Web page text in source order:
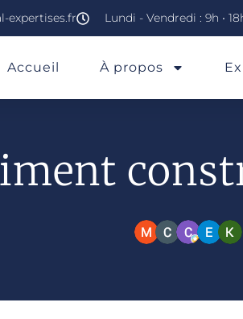
expertises.fr Lundi - Vendredi : 9h •
Accueil À propos